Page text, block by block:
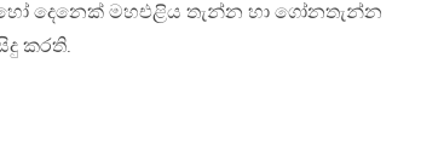
දෙනෙක් මහඑළිය තැන්න හා ගෝනතැන්න
කරති.